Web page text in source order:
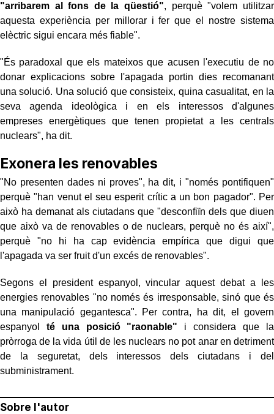
"arribarem al fons de la qüestió", perquè "volem utilitzar
aquesta experiència per millorar i fer que el nostre sistema
elèctric sigui encara més fiable".
"És paradoxal que els mateixos que acusen l'executiu de no
donar explicacions sobre l'apagada portin dies recomanant
una solució. Una solució que consisteix, quina casualitat, en la
seva agenda ideològica i en els interessos d'algunes
empreses energètiques que tenen propietat a les centrals
nuclears", ha dit.
Exonera les renovables
"No presenten dades ni proves", ha dit, i "només pontifiquen"
perquè "han venut el seu esperit crític a un bon pagador". Per
això ha demanat als ciutadans que "desconfiïn dels que diuen
que això va de renovables o de nuclears, perquè no és així",
perquè "no hi ha cap evidència empírica que digui que
l'apagada va ser fruit d'un excés de renovables".
Segons el president espanyol, vincular aquest debat a les
energies renovables "no només és irresponsable, sinó que és
una manipulació gegantesca". Per contra, ha dit, el govern
espanyol té una posició "raonable" i considera que la
pròrroga de la vida útil de les nuclears no pot anar en detriment
de la seguretat, dels interessos dels ciutadans i del
subministrament.
Sobre l'autor